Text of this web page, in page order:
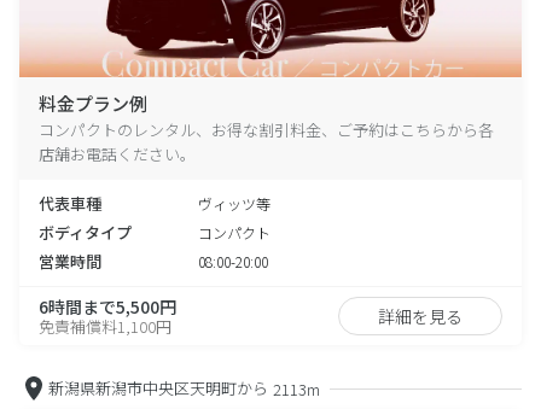
料金プラン例
コンパクトのレンタル、お得な割引料金、ご予約はこちらから各
店舗お電話ください。
代表車種 ヴィッツ等
ボディタイプ コンパクト
営業時間 08:00-20:00
6時間まで5,500円
免責補償料1,100円 詳細を見る
新潟県新潟市中央区天明町から 2113m